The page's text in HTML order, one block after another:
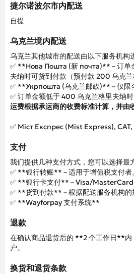
捷尔诺波尔市内配送
自提
乌克兰境内配送
乌克兰其他城市的配送由以下服务机构
✅ **Нова Пошта (新 почта)** – 订单
夫纳时可货到付款（预付款 200 乌克兰
✅ **Укрпошта (乌克兰邮政)** – 仅限
✅ 订单金额低于 400 乌克兰格里夫纳时
运费根据承运商的收费标准计算，并由
✅ Міст Експрес (Mist Express), САТ,
支付
我们提供几种支付方式，您可以选择最
✅ **银行转账** – 适用于增值税支付者。
✅ **银行卡支付** – Visa/MasterCard
✅ **货到付款** – 根据配送服务机构的
✅ **Wayforpay 支付系统**
退款
在确认商品退货后的 **2 个工作日**内
户。
换货和退货条款